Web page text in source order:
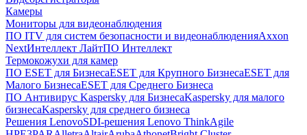
Камеры
Мониторы для видеонаблюдения
ПО ITV для систем безопасности и видеонаблюденияAxxon
NextИнтеллект ЛайтПО Интеллект
Термокожухи для камер
ПО ESET для БизнесаESET для Крупного БизнесаESET для
Малого БизнесаESET для Среднего Бизнеса
ПО Антивирус Kaspersky для БизнесаKaspersky для малого
бизнесаKaspersky для среднего бизнеса
Решения LenovoSDI-решения Lenovo ThinkAgile